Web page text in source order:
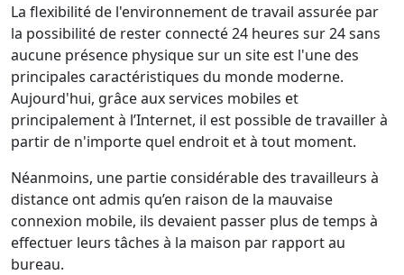
La flexibilité de l'environnement de travail assurée par
la possibilité de rester connecté 24 heures sur 24 sans
aucune présence physique sur un site est l'une des
principales caractéristiques du monde moderne.
Aujourd'hui, grâce aux services mobiles et
principalement à l’Internet, il est possible de travailler à
partir de n'importe quel endroit et à tout moment.
Néanmoins, une partie considérable des travailleurs à
distance ont admis qu’en raison de la mauvaise
connexion mobile, ils devaient passer plus de temps à
effectuer leurs tâches à la maison par rapport au
bureau.